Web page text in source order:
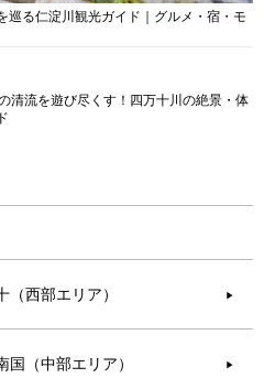
巡る仁淀川観光ガイド｜グルメ・宿・モ
清流を遊び尽くす！四万十川の絶景・体
（西部エリア） ▶︎
国（中部エリア） ▶︎